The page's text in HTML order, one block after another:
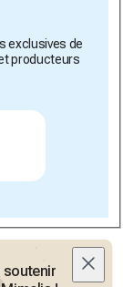
exclusives de
producteurs
soutenir